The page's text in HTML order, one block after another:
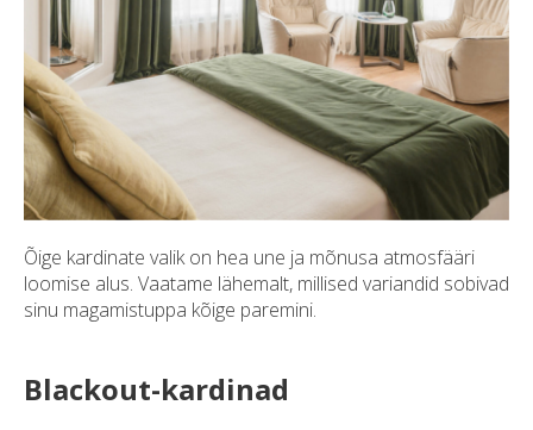
Õige kardinate valik on hea une ja mõnusa atmosfääri
loomise alus. Vaatame lähemalt, millised variandid sobivad
sinu magamistuppa kõige paremini.
Blackout-kardinad